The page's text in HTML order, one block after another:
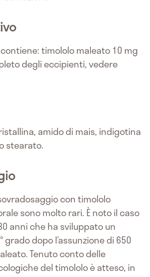
timololo maleato 10 mg
degli eccipienti, vedere
amido di mais, indigotina
stearato.
con timololo
sono molto rari. È noto il caso
anni che ha sviluppato un
grado dopo l’assunzione di 650
Tenuto conto delle
del timololo è atteso, in